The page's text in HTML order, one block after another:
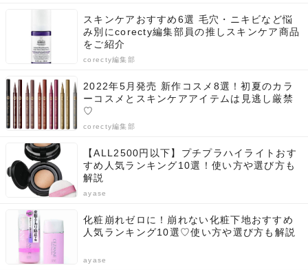
スキンケアおすすめ6選 毛穴・ニキビなど悩
み別にcorecty編集部員の推しスキンケア商品
をご紹介
corecty編集部
2022年5月発売 新作コスメ8選！初夏のカラ
ーコスメとスキンケアアイテムは見逃し厳禁
♡
corecty編集部
【ALL2500円以下】プチプラハイライトおす
すめ人気ランキング10選！使い方や選び方も
解説
ayase
化粧崩れゼロに！崩れない化粧下地おすすめ
人気ランキング10選♡使い方や選び方も解説
ayase